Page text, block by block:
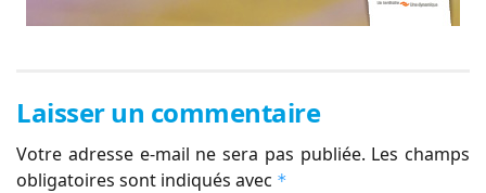
Laisser un commentaire
Votre adresse e-mail ne sera pas publiée. Les champs
obligatoires sont indiqués avec *